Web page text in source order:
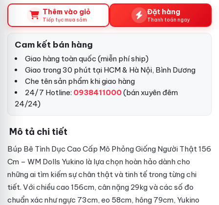
Thêm vào giỏ
Tiếp tục mua sắm
Đặt hàng
Thanh toán ngay
Cam kết bán hàng
Giao hàng toàn quốc (miễn phí ship)
Giao trong 30 phút tại HCM & Hà Nội, Bình Dương
Che tên sản phẩm khi giao hàng
24/7 Hotline: 0938411000(bán xuyên đêm
24/24)
Mô tả chi tiết
Búp Bê Tình Dục Cao Cấp Mô Phỏng Giống Người Thật 156
Cm – WM Dolls Yukino là lựa chọn hoàn hảo dành cho
những ai tìm kiếm sự chân thật và tinh tế trong từng chi
tiết. Với chiều cao 156cm, cân nặng 29kg và các số đo
chuẩn xác như ngực 73cm, eo 58cm, hông 79cm, Yukino